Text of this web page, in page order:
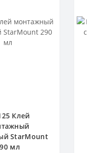
Клей
StarMount
мл